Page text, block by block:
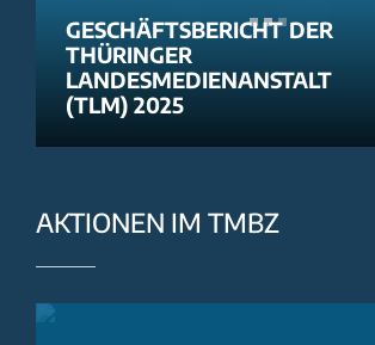
GESCHÄFTSBERICHT DER
THÜRINGER
LANDESMEDIENANSTALT
(TLM) 2025
AKTIONEN IM TMBZ